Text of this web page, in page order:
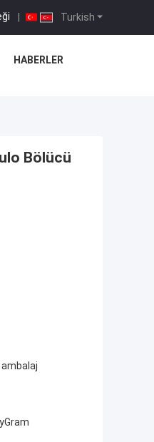
Turkish
|
HABERLER
Bölücü